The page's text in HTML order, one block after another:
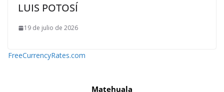
LUIS POTOSÍ
19 de julio de 2026
FreeCurrencyRates.com
Matehuala